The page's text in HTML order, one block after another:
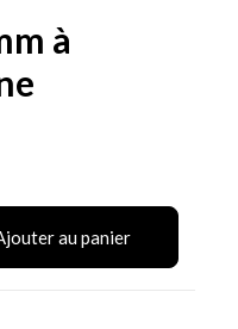
à
au panier